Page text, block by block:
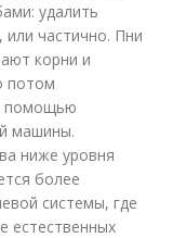
удалить
частично. Пни
корни и
потом
помощью
машины.
ниже уровня
более
системы, где
естественных